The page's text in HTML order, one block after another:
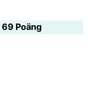
69 Poäng